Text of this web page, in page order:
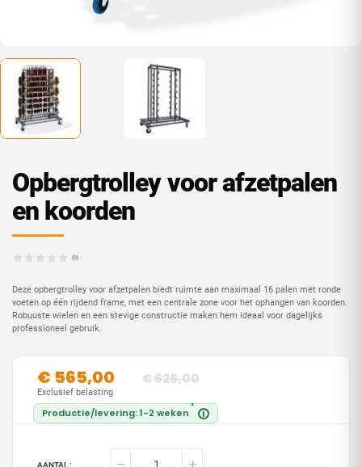
Opbergtrolley voor afzetpalen
en koorden
(0)
Deze opbergtrolley voor afzetpalen biedt ruimte aan maximaal 16 palen met ronde
voeten op één rijdend frame, met een centrale zone voor het ophangen van koorden.
Robuuste wielen en een stevige constructie maken hem ideaal voor dagelijks
professioneel gebruik.
€ 565,00 € 626,00
Productie/levering: 1-2 weken *
i
Exclusief belasting
AANTAL :